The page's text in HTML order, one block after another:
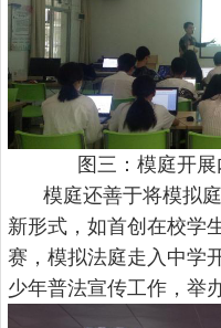
图三：模庭开
模庭还善于将模拟
新形式，如首创在校学
赛，模拟法庭走入中学
少年普法宣传工作，